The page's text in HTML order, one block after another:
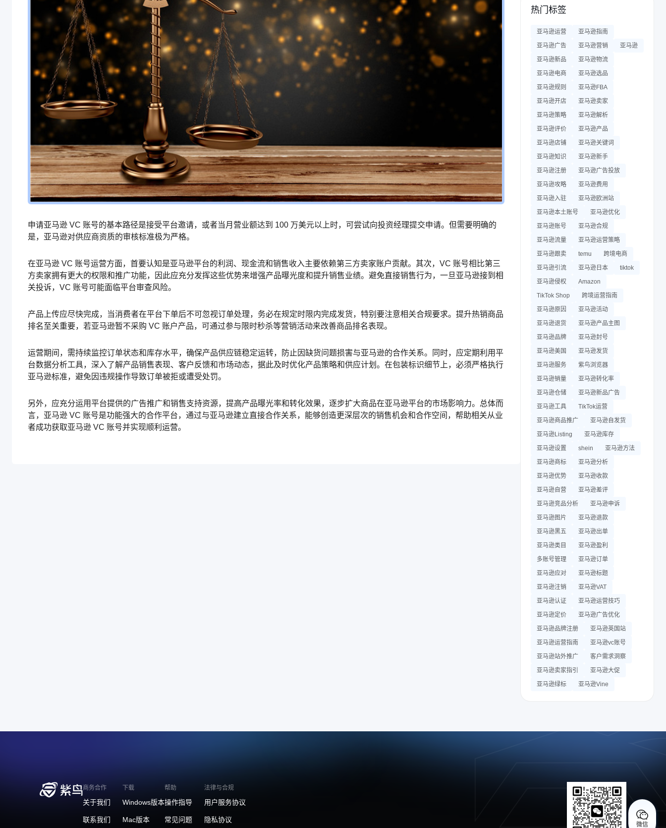
申请亚马逊 VC 账号的基本路径是接受平台邀请，或者当月营业额达到 100 万美元以上时，可尝试向投资经理提交申请。但需要明确的
是，亚马逊对供应商资质的审核标准极为严格。
在亚马逊 VC 账号运营方面，首要认知是亚马逊平台的利润、现金流和销售收入主要依赖第三方卖家账户贡献。其次，VC 账号相比第三
方卖家拥有更大的权限和推广功能，因此应充分发挥这些优势来增强产品曝光度和提升销售业绩。避免直接销售行为，一旦亚马逊接到相
关投诉，VC 账号可能面临平台审查风险。
产品上传应尽快完成，当消费者在平台下单后不可忽视订单处理，务必在规定时限内完成发货，特别要注意相关合规要求。提升热销商品
排名至关重要，若亚马逊暂不采购 VC 账户产品，可通过参与限时秒杀等营销活动来改善商品排名表现。
运营期间，需持续监控订单状态和库存水平，确保产品供应链稳定运转，防止因缺货问题损害与亚马逊的合作关系。同时，应定期利用平
台数据分析工具，深入了解产品销售表现、客户反馈和市场动态，据此及时优化产品策略和供应计划。在包装标识细节上，必须严格执行
亚马逊标准，避免因违规操作导致订单被拒或遭受处罚。
另外，应充分运用平台提供的广告推广和销售支持资源，提高产品曝光率和转化效果，逐步扩大商品在亚马逊平台的市场影响力。总体而
言，亚马逊 VC 账号是功能强大的合作平台，通过与亚马逊建立直接合作关系，能够创造更深层次的销售机会和合作空间，帮助相关从业
者成功获取亚马逊 VC 账号并实现顺利运营。
热门标签
亚马逊运营
亚马逊指南
亚马逊广告
亚马逊营销
亚马逊
亚马逊新品
亚马逊物流
亚马逊电商
亚马逊选品
亚马逊规则
亚马逊FBA
亚马逊开店
亚马逊卖家
亚马逊策略
亚马逊解析
亚马逊评价
亚马逊产品
亚马逊店铺
亚马逊关键词
亚马逊知识
亚马逊新手
亚马逊注册
亚马逊广告投放
亚马逊攻略
亚马逊费用
亚马逊入驻
亚马逊欧洲站
亚马逊本土账号
亚马逊优化
亚马逊账号
亚马逊合规
亚马逊流量
亚马逊运营策略
亚马逊跟卖
temu
跨境电商
亚马逊引流
亚马逊日本
tiktok
亚马逊侵权
Amazon
TikTok Shop
跨境运营指南
亚马逊原因
亚马逊活动
亚马逊退货
亚马逊产品主图
亚马逊品牌
亚马逊封号
亚马逊美国
亚马逊发货
亚马逊服务
紫鸟浏览器
亚马逊销量
亚马逊转化率
亚马逊仓储
亚马逊新品广告
亚马逊工具
TikTok运营
亚马逊商品推广
亚马逊自发货
亚马逊Listing
亚马逊库存
亚马逊设置
shein
亚马逊方法
亚马逊商标
亚马逊分析
亚马逊优势
亚马逊收款
亚马逊自营
亚马逊差评
亚马逊竞品分析
亚马逊申诉
亚马逊图片
亚马逊退款
亚马逊黑五
亚马逊出单
亚马逊类目
亚马逊盈利
多账号管理
亚马逊订单
亚马逊应对
亚马逊标题
亚马逊注销
亚马逊VAT
亚马逊认证
亚马逊运营技巧
亚马逊定价
亚马逊广告优化
亚马逊品牌注册
亚马逊英国站
亚马逊运营指南
亚马逊vc账号
亚马逊站外推广
客户需求洞察
亚马逊卖家指引
亚马逊大促
亚马逊绿标
亚马逊Vine
商务合作
关于我们
联系我们
下载
Windows版本
Mac版本
帮助
操作指导
常见问题
法律与合规
用户服务协议
隐私协议
微信